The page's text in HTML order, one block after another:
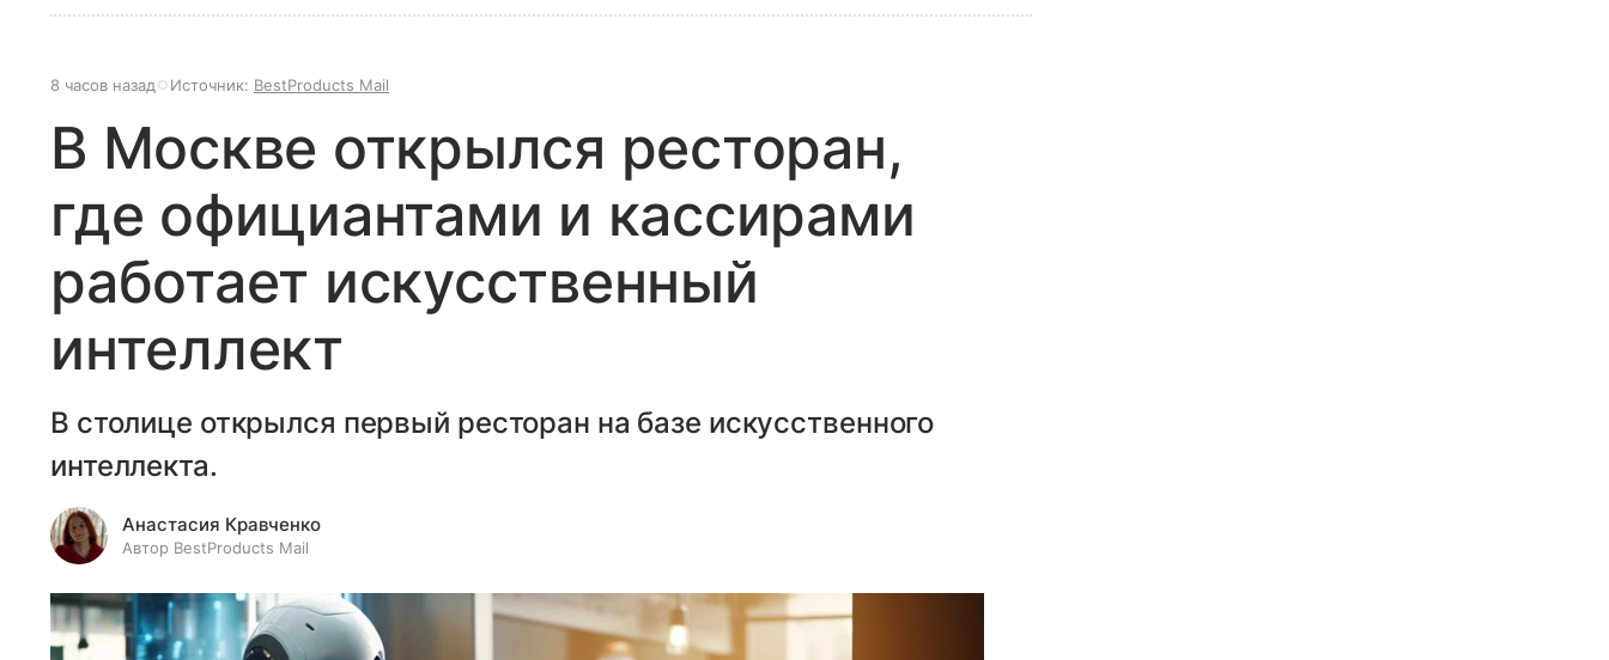
8 часов назад Источник: BestProducts Mail
В Москве открылся ресторан,
где официантами и кассирами
работает искусственный
интеллект
В столице открылся первый ресторан на базе искусственного
интеллекта.
Анастасия Кравченко
Автор BestProducts Mail